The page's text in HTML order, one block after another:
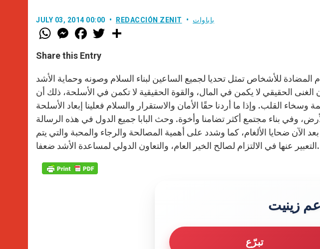
JULY 03, 2014 00:00 REDACCIÓN ZENIT باباوات
W
h
t
s
p
p
M
e
s
e
g
e
r
F
a
e
b
o
k
w
r
Share this Entry
المضادة للأشخاص تمثل تحديا لجميع الساعين لبناء السلام وصونه وحماية الأشد
الحقيقي لا يكمن في المال، والقوة الحقيقية لا تكمن في الأسلحة، ذلك أن
القلب. وإذا ما أردنا حقًا الأمان والاستقرار والسلام فعلينا إبعاد الأسلحة
وفي بناء مجتمع أكثر تضامنا وأخوة. وحث البابا جميع الدول في هذه الرسالة
الآن ضحايا الألغام، كما وشدد على أهمية المصالحة والرجاء والمحبة والتي يتم
التعبير عنها في الالتزام لصالح الخير العام، والتعاون الدولي لمساعدة الأشد ضعفا.
زينيت
تبرّع